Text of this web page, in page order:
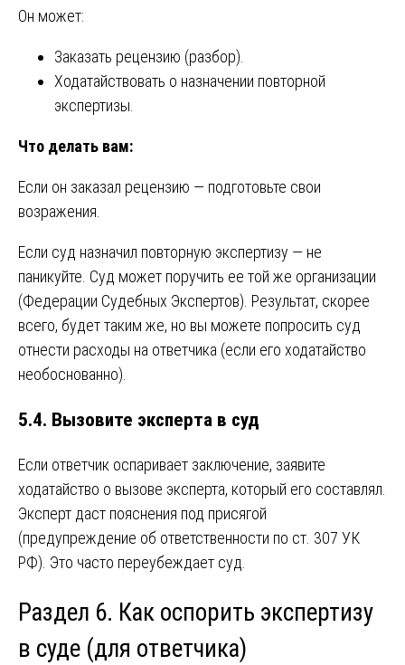
Он может:
Заказать рецензию (разбор).
Ходатайствовать о назначении повторной
экспертизы.
Что делать вам:
Если он заказал рецензию — подготовьте свои
возражения.
Если суд назначил повторную экспертизу — не
паникуйте. Суд может поручить ее той же организации
(Федерации Судебных Экспертов). Результат, скорее
всего, будет таким же, но вы можете попросить суд
отнести расходы на ответчика (если его ходатайство
необоснованно).
5.4. Вызовите эксперта в суд
Если ответчик оспаривает заключение, заявите
ходатайство о вызове эксперта, который его составлял.
Эксперт даст пояснения под присягой
(предупреждение об ответственности по ст. 307 УК
РФ). Это часто переубеждает суд.
Раздел 6. Как оспорить экспертизу
в суде (для ответчика)